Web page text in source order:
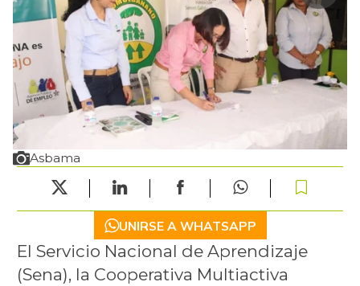
Asbama
UNIRSE A WHATSAPP
El Servicio Nacional de Aprendizaje
(Sena), la Cooperativa Multiactiva